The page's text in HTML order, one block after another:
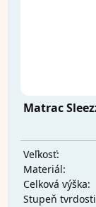
Matrac
Veľkosť:
Materiál:
Celková výška:
Stupeň